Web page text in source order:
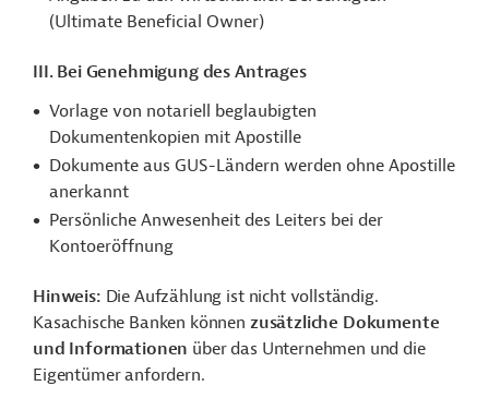
(Ultimate Beneficial Owner)
III. Bei Genehmigung des Antrages
Vorlage von notariell beglaubigten
Dokumentenkopien mit Apostille
Dokumente aus GUS-Ländern werden ohne Apostille
anerkannt
Persönliche Anwesenheit des Leiters bei der
Kontoeröffnung
Hinweis: Die Aufzählung ist nicht vollständig.
Kasachische Banken können zusätzliche Dokumente
und Informationen über das Unternehmen und die
Eigentümer anfordern.